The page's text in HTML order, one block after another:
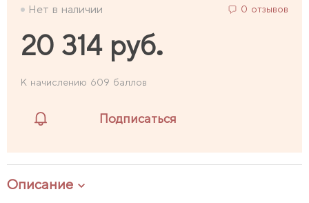
Нет в наличии 0 отзывов
20 314 руб.
К начислению 609 баллов
Подписаться
Описание